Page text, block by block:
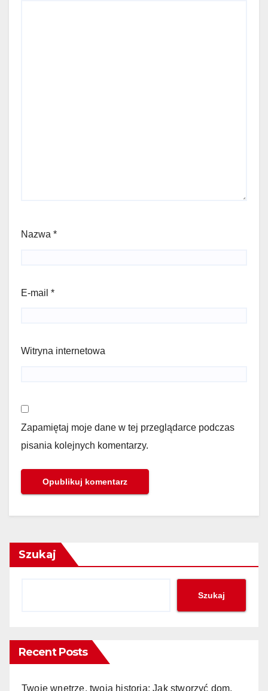
Nazwa *
E-mail *
Witryna internetowa
Zapamiętaj moje dane w tej przeglądarce podczas
pisania kolejnych komentarzy.
Szukaj
Szukaj
Recent Posts
Twoje wnętrze, twoja historia: Jak stworzyć dom,